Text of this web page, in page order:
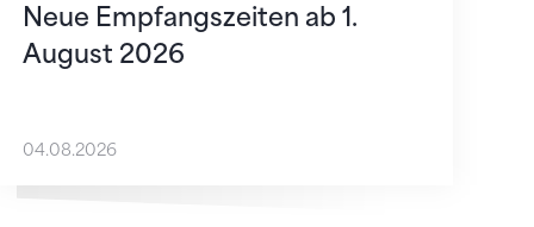
Neue Empfangszeiten ab 1.
August 2026
04.08.2026